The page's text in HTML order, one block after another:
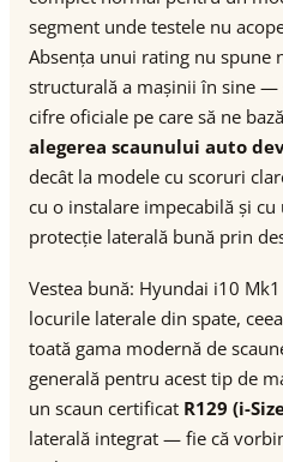
segment unde testele nu
Absența unui rating nu spune
structurală a mașinii în sine —
cifre oficiale pe care să ne
alegerea scaunului auto
decât la modele cu scoruri
cu o instalare impecabilă și cu
protecție laterală bună prin
Vestea bună: Hyundai i10
locurile laterale din spate,
toată gama modernă de
generală pentru acest tip de
un scaun certificat R129 (i-
laterală integrat — fie că